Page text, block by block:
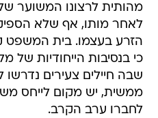
מהותית לרצונו המשוער
לאחר מותו, אף שלא
הזרע בעצמו. בית המשפט
כי בנסיבות הייחודיות
שבה חיילים צעירים
ממשית, יש מקום לייחס
לחברו ערב הקרב.